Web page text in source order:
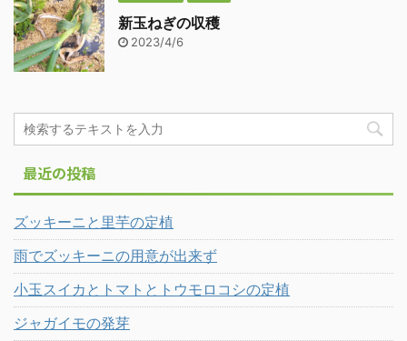
新玉ねぎの収穫
2023/4/6
最近の投稿
ズッキーニと里芋の定植
雨でズッキーニの用意が出来ず
小玉スイカとトマトとトウモロコシの定植
ジャガイモの発芽